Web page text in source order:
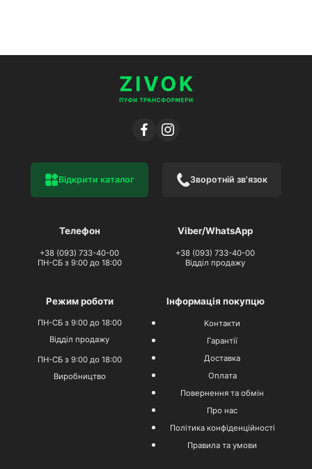
Телефон
+38 (093) 733-40-00
ПН-СБ з 9:00 до 18:00
Viber/WhatsApp
+38 (093) 733-40-00
Відділ продажу
Режим роботи
ПН-СБ з 9:00 до 18:00
Відділ продажу
ПН-СБ з 9:00 до 18:00
Виробництво
Інформація покупцю
Контакти
Гарантії
Доставка
Оплата
Повернення та обмін
Про нас
Політика конфіденційності
Правила та умови
Відкрити каталог Зворотній зв'язок